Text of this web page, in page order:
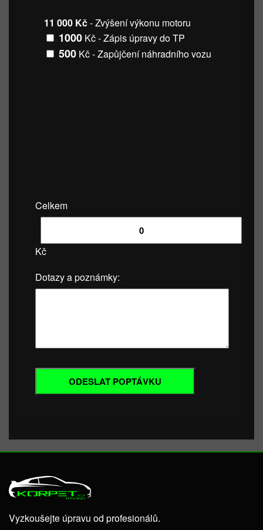
11 000 Kč- Zvýšení výkonu motoru
1000 Kč - Zápis úpravy do TP
500 Kč - Zapůjčení náhradního vozu
Celkem
Kč
Dotazy a poznámky:
Vyzkoušejte úpravu od profesionálů.